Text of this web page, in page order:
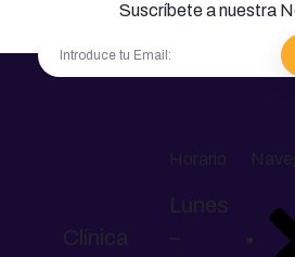
Suscríbete a nuestra
Clínica
Horario
Lunes
–